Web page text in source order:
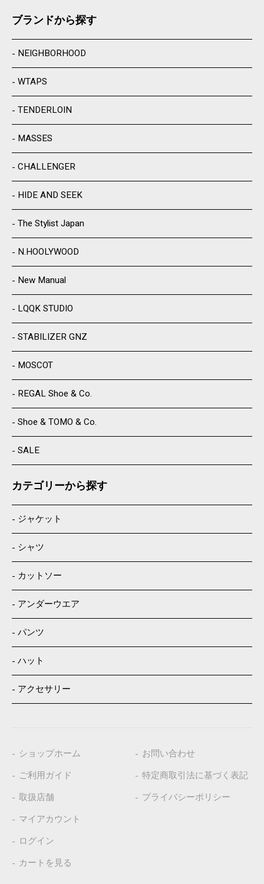
ブランドから探す
NEIGHBORHOOD
WTAPS
TENDERLOIN
MASSES
CHALLENGER
HIDE AND SEEK
The Stylist Japan
N.HOOLYWOOD
New Manual
LQQK STUDIO
STABILIZER GNZ
MOSCOT
REGAL Shoe & Co.
Shoe & TOMO & Co.
SALE
カテゴリーから探す
ジャケット
シャツ
カットソー
アンダーウエア
パンツ
ハット
アクセサリー
ショップホーム
ご利用ガイド
取扱店舗
お問い合わせ
特定商取引法に基づく表記
プライバシーポリシー
マイアカウント
ログイン
カートを見る